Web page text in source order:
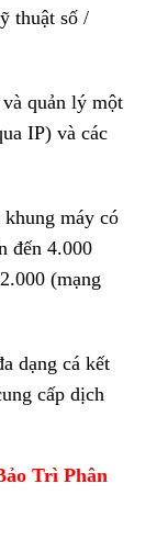
thuật số /
quản lý một
IP) và các
máy có
đến 4.000
(mạng
dạng cá kết
cấp dịch
Trì Phân